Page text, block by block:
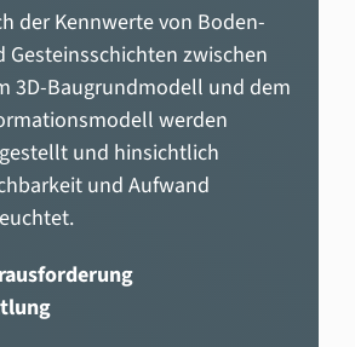
der Kennwerte von Boden-
Gesteinsschichten zwischen
3D-Baugrundmodell und dem
werden
und hinsichtlich
und Aufwand